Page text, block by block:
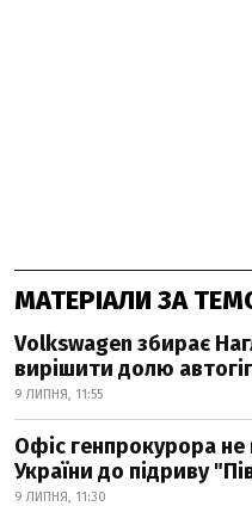
МАТЕРІАЛИ ЗА
Volkswagen збирає
вирішити долю
9 ЛИПНЯ, 11:55
Офіс генпрокурора не
України до підриву
9 ЛИПНЯ, 11:30